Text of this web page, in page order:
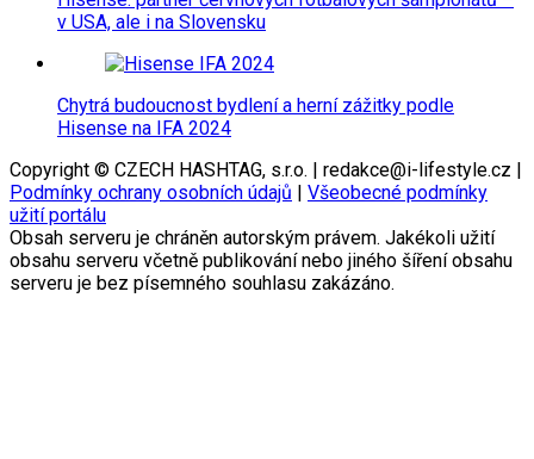
v USA, ale i na Slovensku
Chytrá budoucnost bydlení a herní zážitky podle
Hisense na IFA 2024
Copyright © CZECH HASHTAG, s.r.o. | redakce@i-lifestyle.cz |
Podmínky ochrany osobních údajů | Všeobecné podmínky
užití portálu
Obsah serveru je chráněn autorským právem. Jakékoli užití
obsahu serveru včetně publikování nebo jiného šíření obsahu
serveru je bez písemného souhlasu zakázáno.